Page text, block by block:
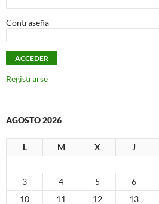
Contraseña
Registrarse
AGOSTO 2026
L M X J
3
4 5 6
10
11 12 13